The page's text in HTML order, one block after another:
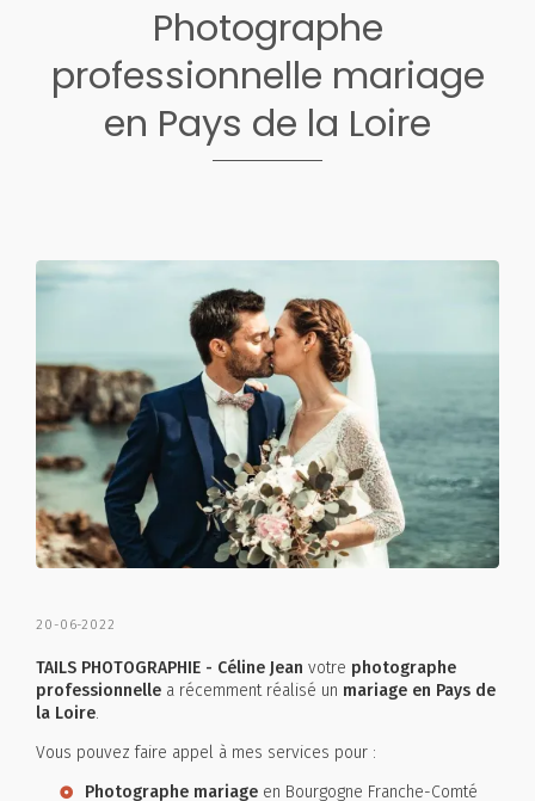
Photographe
professionnelle mariage
en Pays de la Loire
20-06-2022
TAILS PHOTOGRAPHIE - Céline Jean votre photographe
professionnelle a récemment réalisé un mariage en Pays de
la Loire.
Vous pouvez faire appel à mes services pour :
Photographe mariage en Bourgogne Franche-Comté